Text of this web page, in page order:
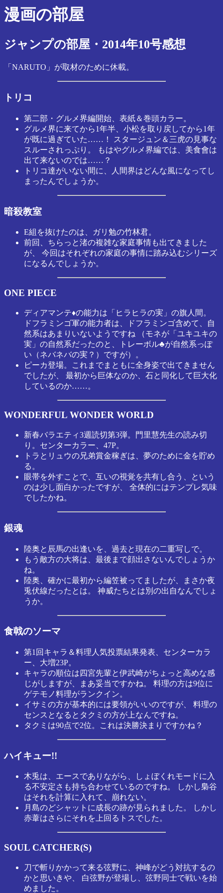
漫画の部屋
ジャンプの部屋・2014年10号感想
「NARUTO」が取材のために休載。
トリコ
第二部・グルメ界編開始、表紙＆巻頭カラー。
グルメ界に来てから1年半、小松を取り戻してから1年
が既に過ぎていた……！ スタージュン＆三虎の見事な
スルーされっぷり。 もはやグルメ界編では、美食會は
出て来ないのでは……？
トリコ達がいない間に、人間界はどんな風になってし
まったんでしょうか。
暗殺教室
E組を抜けたのは、ガリ勉の竹林君。
前回、ちらっと渚の複雑な家庭事情も出てきました
が、 今回はそれぞれの家庭の事情に踏み込むシリーズ
になるんでしょうか。
ONE PIECE
ディアマンテ♦の能力は「ヒラヒラの実」の旗人間。
ドフラミンゴ軍の能力者は、ドフラミンゴ含めて、自
然系はあまりいないようですね （モネが「ユキユキの
実」の自然系だったのと、トレーボル♣が自然系っぽ
い（ネバネバの実？）ですが）。
ピーカ登場。これまでまともに全身姿で出てきません
でしたが、 最初から巨体なのか、石と同化して巨大化
しているのか……。
WONDERFUL WONDER WORLD
新春バラエティ3週読切第3弾。門里慧先生の読み切
り。センターカラー、47P。
トラとリュウの兄弟賞金稼ぎは、夢のために金を貯め
る。
眼帯を外すことで、互いの視覚を共有し合う、という
のは少し面白かったですが、 全体的にはテンプレ気味
でしたかね。
銀魂
陸奥と辰馬の出逢いを、過去と現在の二重写しで。
もう敵方の大将は、最後まで顔出さないんでしょうか
ね。
陸奥、確かに最初から編笠被ってましたが、まさか夜
兎伏線だったとは。 神威たちとは別の出自なんでしょ
うか。
食戟のソーマ
第1回キャラ＆料理人気投票結果発表、センターカラ
ー、大増23P。
キャラの順位は四宮先輩と伊武崎がちょっと高めな感
じがしますが、まあ妥当ですかね。 料理の方は9位に
ゲテモノ料理がランクイン。
イサミの方が基本的には要領がいいのですが、 料理の
センスとなるとタクミの方が上なんですね。
タクミは90点で2位。これは決勝決まりですかね？
ハイキュー!!
木兎は、エースでありながら、しょぼくれモードに入
る不安定さも持ち合わせているのですね。 しかし梟谷
はそれを計算に入れて、崩れない。
月島のどシャットに成長の跡が見られました。 しかし
赤葦はさらにそれを上回るトスでした。
SOUL CATCHER(S)
刀で斬りかかって来る弦野に、神峰がどう対抗するの
かと思いきや、 白弦野が登場し、弦野同士で戦いを始
めました。